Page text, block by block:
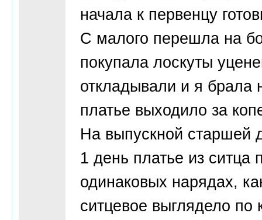
начала к первенцу
С малого перешла на
покупала лоскуты
откладывали и я брала
платье выходило за
На выпускной старшей
1 день платье из ситца
одинаковых нарядах,
ситцевое выглядело по